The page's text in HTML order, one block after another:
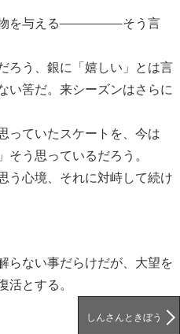
を与える
そう言
ろう、銀に「嬉しい」とは言
い筈だ。来シーズンはさらに
っていたスケートを、今は
そう思っているだろう。
う心境、それに対峙して続け
らない事だらけだが、大望を
活とする。
しんさんときぼう